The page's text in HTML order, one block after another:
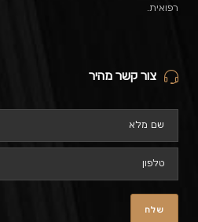
רפואית.
צור קשר מהיר